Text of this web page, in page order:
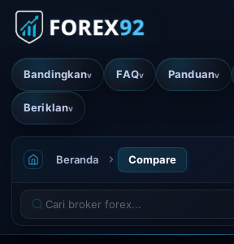
Bandingkanv FAQv Panduanv
Beriklanv
Beranda Compare